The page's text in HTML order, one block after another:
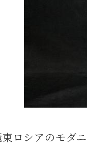
東ロシアのモダ